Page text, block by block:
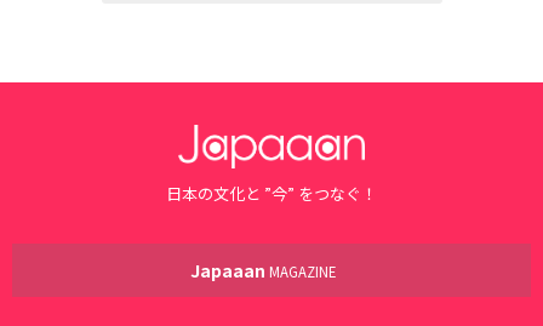
日本の文化と ”今” をつなぐ！
Japaaan MAGAZINE